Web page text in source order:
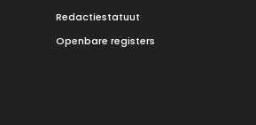
Redactiestatuut
Openbare registers